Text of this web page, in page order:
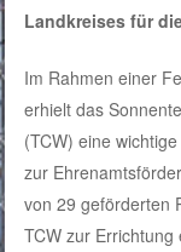
Landkreises für
Im Rahmen einer
erhielt das
(TCW) eine
zur
von 29 geförderten
TCW zur